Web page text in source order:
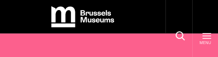
Brussels Museums
MENU
Panneau de gestion des cookies